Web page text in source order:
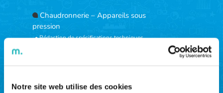
Notre site web utilise des cookies
Chaudronnerie – Appareils sous
pression
• Rédaction de spécifications techniques,